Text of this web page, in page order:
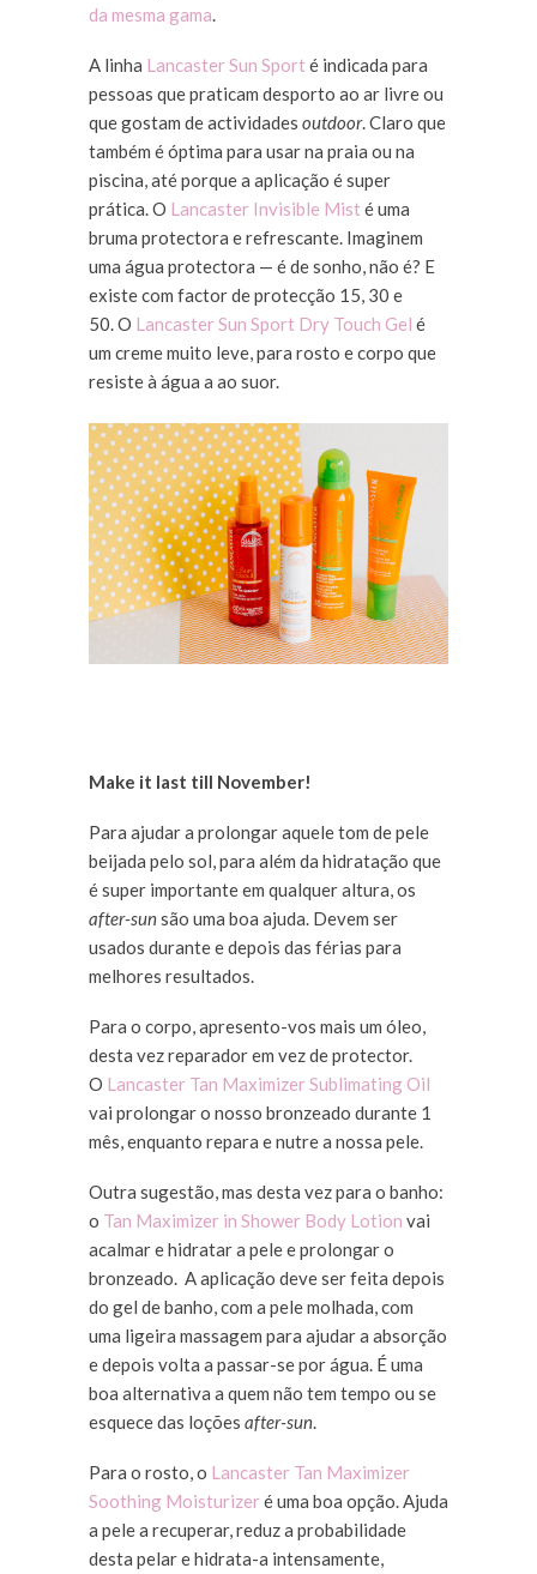
da mesma gama.
A linha Lancaster Sun Sport é indicada para
pessoas que praticam desporto ao ar livre ou
que gostam de actividades outdoor. Claro que
também é óptima para usar na praia ou na
piscina, até porque a aplicação é super
prática. O Lancaster Invisible Mist é uma
bruma protectora e refrescante. Imaginem
uma água protectora — é de sonho, não é? E
existe com factor de protecção 15, 30 e
50. O Lancaster Sun Sport Dry Touch Gel é
um creme muito leve, para rosto e corpo que
resiste à água a ao suor.
Make it last till November!
Para ajudar a prolongar aquele tom de pele
beijada pelo sol, para além da hidratação que
é super importante em qualquer altura, os
after-sunsão uma boa ajuda. Devem ser
usados durante e depois das férias para
melhores resultados.
Para o corpo, apresento-vos mais um óleo,
desta vez reparador em vez de protector.
O Lancaster Tan Maximizer Sublimating Oil
vai prolongar o nosso bronzeado durante 1
mês, enquanto repara e nutre a nossa pele.
Outra sugestão, mas desta vez para o banho:
o Tan Maximizer in Shower Body Lotion vai
acalmar e hidratar a pele e prolongar o
bronzeado. A aplicação deve ser feita depois
do gel de banho, com a pele molhada, com
uma ligeira massagem para ajudar a absorção
e depois volta a passar-se por água. É uma
boa alternativa a quem não tem tempo ou se
esquece das loções after-sun
Para o rosto, o Lancaster Tan Maximizer
Soothing Moisturizeré uma boa opção. Ajuda
a pele a recuperar, reduz a probabilidade
desta pelar e hidrata-a intensamente,